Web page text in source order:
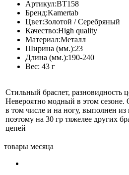
Артикул:BT158
Бренд:Kamertab
Цвет:Золотой / Серебряный
Качество:High quality
Материал:Металл
Ширина (мм.):23
Длина (мм.):190-240
Вес: 43 г
Стильный браслет, разновидность
Невероятно модный в этом сезоне.
в том числе и на ногу, выполнен из
поэтому на 30 гр тяжелее других
цепей
товары месяца